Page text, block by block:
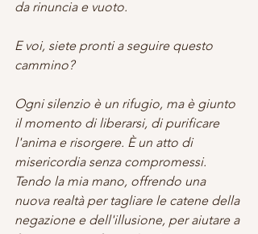
da rinuncia e vuoto.
E voi, siete pronti a seguire questo
cammino?
Ogni silenzio è un rifugio, ma è giunto
il momento di liberarsi, di purificare
l'anima e risorgere. È un atto di
misericordia senza compromessi.
Tendo la mia mano, offrendo una
nuova realtà per tagliare le catene della
negazione e dell'illusione, per aiutare a